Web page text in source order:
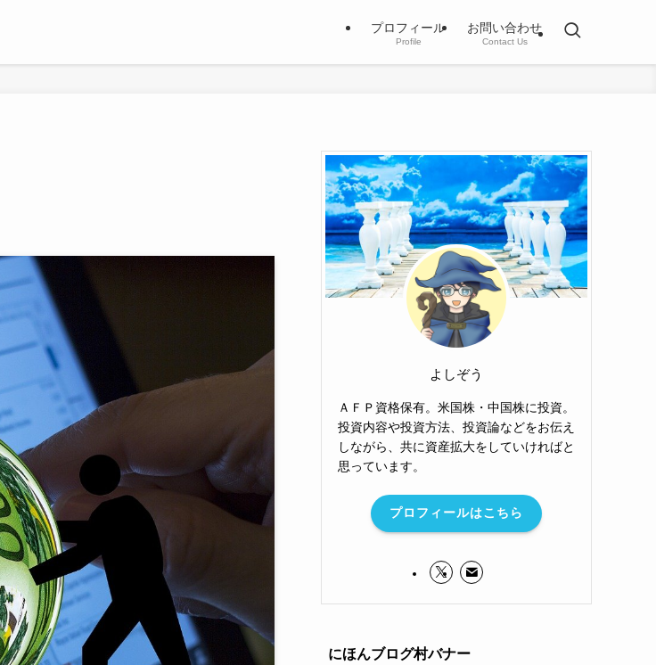
プロフィール
Profile
お問い合わせ
Contact Us
よしぞう
ＡＦＰ資格保有。米国株・中国株に投資。
投資内容や投資方法、投資論などをお伝え
しながら、共に資産拡大をしていければと
思っています。
プロフィールはこちら
にほんブログ村バナー